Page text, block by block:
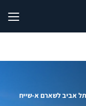
אביב לשארם א-שייח